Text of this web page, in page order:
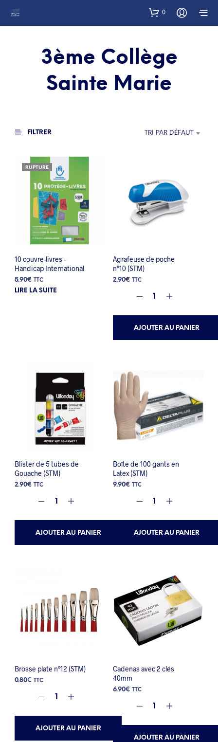
0
3ème Collège
Sainte Marie
FILTRER TRI PAR DÉFAUT
RUPTURE
10 couvre-livres –
Handicap International
5.90€ TTC
LIRE LA SUITE
Agrafeuse de poche
n°10 (STM)
2.90€ TTC
AJOUTER AU PANIER
Blister de 5 tubes de
Gouache (STM)
2.90€ TTC
AJOUTER AU PANIER
Boîte de 100 gants en
Latex (STM)
9.90€ TTC
AJOUTER AU PANIER
Brosse plate n°12 (STM)
0.80€ TTC
AJOUTER AU PANIER
Cadenas avec 2 clés
40mm
6.90€ TTC
AJOUTER AU PANIER